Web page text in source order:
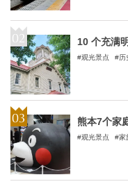
10 个充满
观光景点 历
熊本7个家
观光景点 家